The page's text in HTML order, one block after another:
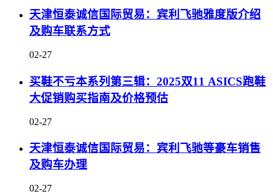
天津恒泰诚信国际贸易：宾利飞驰雅度版介绍
及购车联系方式
02-27
买鞋不亏本系列第三辑：2025双11 ASICS跑鞋
大促销购买指南及价格预估
02-27
天津恒泰诚信国际贸易：宾利飞驰等豪车销售
及购车办理
02-27